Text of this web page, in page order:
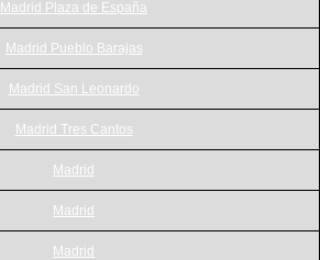
Madrid Plaza de España
Madrid Pueblo Barajas
Madrid San Leonardo
Madrid Tres Cantos
Madrid
Madrid
Madrid